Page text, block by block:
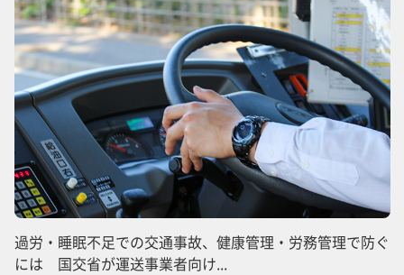
過労・睡眠不足での交通事故、健康管理・労務管理で防ぐ
には 国交省が運送事業者向け...